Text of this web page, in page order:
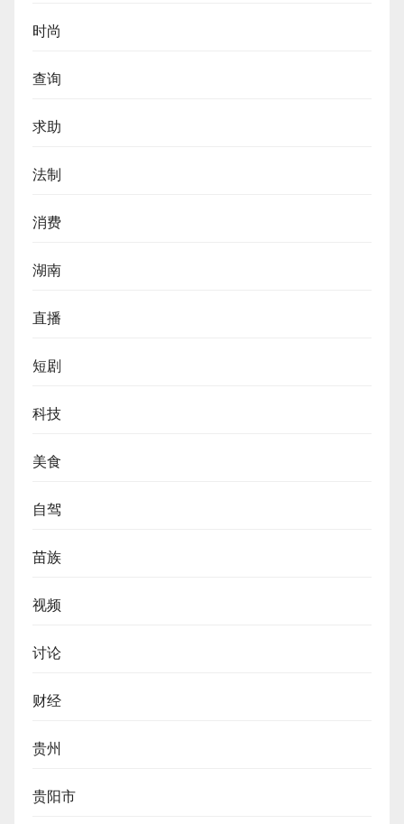
时尚
查询
求助
法制
消费
湖南
直播
短剧
科技
美食
自驾
苗族
视频
讨论
财经
贵州
贵阳市